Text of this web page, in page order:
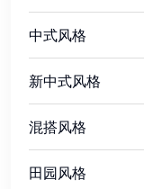
中式风格
新中式风格
混搭风格
田园风格